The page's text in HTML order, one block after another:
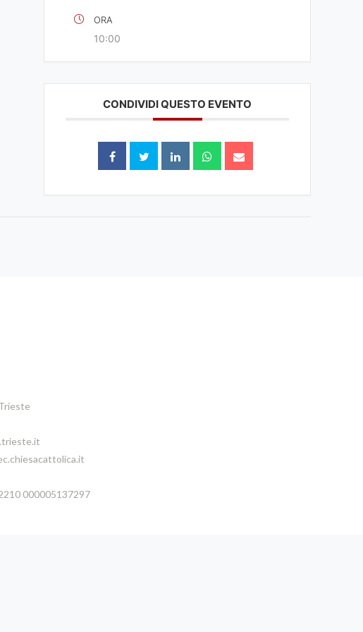
ORA
10:00
CONDIVIDI QUESTO EVENTO
000005137297